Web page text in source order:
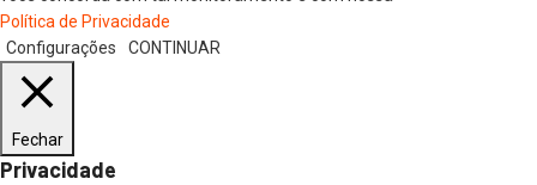
Política de Privacidade
Configurações
CONTINUAR
Fechar
Privacidade